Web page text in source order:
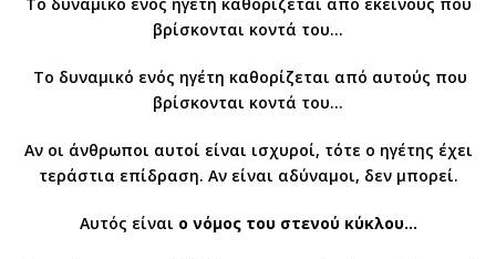
Το δυναμικό ενός ηγέτη καθορίζεται από εκείνους που
βρίσκονται κοντά του…
Το δυναμικό ενός ηγέτη καθορίζεται από αυτούς που
βρίσκονται κοντά του…
Αν οι άνθρωποι αυτοί είναι ισχυροί, τότε ο ηγέτης έχει
τεράστια επίδραση. Αν είναι αδύναμοι, δεν μπορεί.
Αυτός είναι ο νόμος του στενού κύκλου…